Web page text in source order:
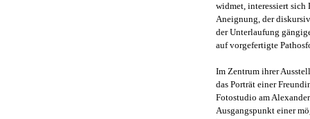
widmet, interessiert sich
Aneignung, der
der Unterlaufung
auf vorgefertigte
Im Zentrum ihrer
das Porträt einer
Fotostudio am
Ausgangspunkt einer